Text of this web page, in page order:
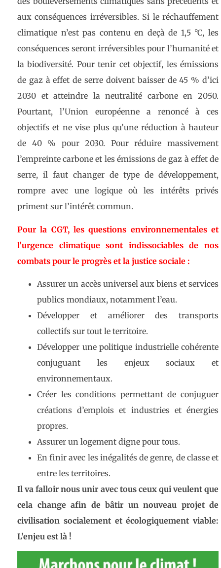
aux conséquences irréversibles. Si le réchauffement
climatique n’est pas contenu en deçà de 1,5 °C, les
conséquences seront irréversibles pour l’humanité et
la biodiversité. Pour tenir cet objectif, les émissions
de gaz à effet de serre doivent baisser de 45 % d’ici
2030 et atteindre la neutralité carbone en 2050.
Pourtant, l’Union européenne a renoncé à ces
objectifs et ne vise plus qu’une réduction à hauteur
de 40 % pour 2030. Pour réduire massivement
l’empreinte carbone et les émissions de gaz à effet de
serre, il faut changer de type de développement,
rompre avec une logique où les intérêts privés
priment sur l’intérêt commun.
Pour la CGT, les questions environnementales et
l’urgence climatique sont indissociables de nos
combats pour le progrès et la justice sociale :
Assurer un accès universel aux biens et services
publics mondiaux, notamment l’eau.
Développer et améliorer des transports
collectifs sur tout le territoire.
Développer une politique industrielle cohérente
conjuguant les enjeux sociaux et
environnementaux.
Créer les conditions permettant de conjuguer
créations d’emplois et industries et énergies
propres.
Assurer un logement digne pour tous.
En finir avec les inégalités de genre, de classe et
entre les territoires.
Il va falloir nous unir avec tous ceux qui veulent que
cela change afin de bâtir un nouveau projet de
civilisation socialement et écologiquement viable:
L’enjeu est là !